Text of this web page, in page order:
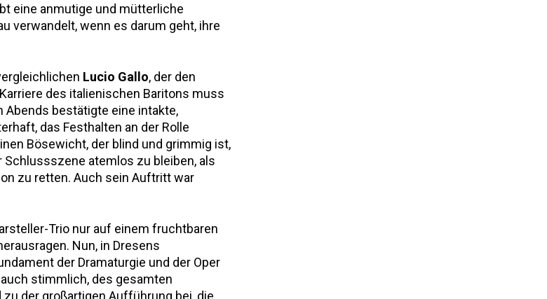
eine anmutige und mütterliche
verwandelt, wenn es darum geht, ihre
Lucio Gallo, der den
des italienischen Baritons muss
bestätigte eine intakte,
das Festhalten an der Rolle
Bösewicht, der blind und grimmig ist,
Schlussszene atemlos zu bleiben, als
zu retten. Auch sein Auftritt war
Trio nur auf einem fruchtbaren
Nun, in Dresens
der Dramaturgie und der Oper
stimmlich, des gesamten
der großartigen Aufführung bei, die